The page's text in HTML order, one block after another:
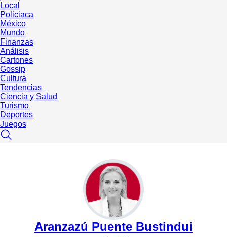
Local
Policiaca
México
Mundo
Finanzas
Análisis
Cartones
Gossip
Cultura
Tendencias
Ciencia y Salud
Turismo
Deportes
Juegos
Aranzazú Puente Bustindui